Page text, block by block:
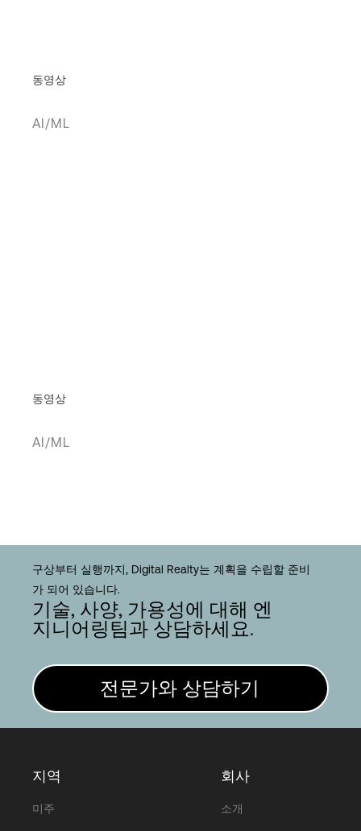
동영상
AI/ML
동영상
AI/ML
구상부터 실행까지, Digital Realty는 계획을 수립할 준비
가 되어 있습니다.
기술, 사양, 가용성에 대해 엔
지니어링팀과 상담하세요.
전문가와 상담하기
지역
미주
회사
소개